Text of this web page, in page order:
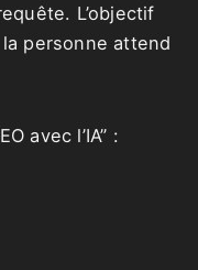
L’objectif
personne attend
avec l’IA” :